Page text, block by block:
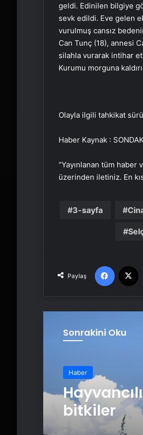
geldi. Edinilen bilgiye
sevk edildi. Eve gelen
vurulmuş cansız
Can Tunç (18), annesi
silahla vurarak intihar
Kurumu morguna
Olayla ilgili tahkikat
Haber Kaynak :
“Yayınlanan tüm
üzerinden iletiniz. En
3-sayfa
Paylaş
Facebook
Sonrakini Oku
Haber
bitkiler